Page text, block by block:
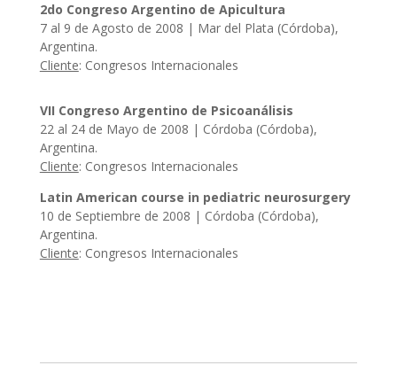
2do Congreso Argentino de Apicultura
7 al 9 de Agosto de 2008 | Mar del Plata (Córdoba),
Argentina.
Cliente: Congresos Internacionales
VII Congreso Argentino de Psicoanálisis
22 al 24 de Mayo de 2008 | Córdoba (Córdoba),
Argentina.
Cliente: Congresos Internacionales
Latin American course in pediatric neurosurgery
10 de Septiembre de 2008 | Córdoba (Córdoba),
Argentina.
Cliente: Congresos Internacionales